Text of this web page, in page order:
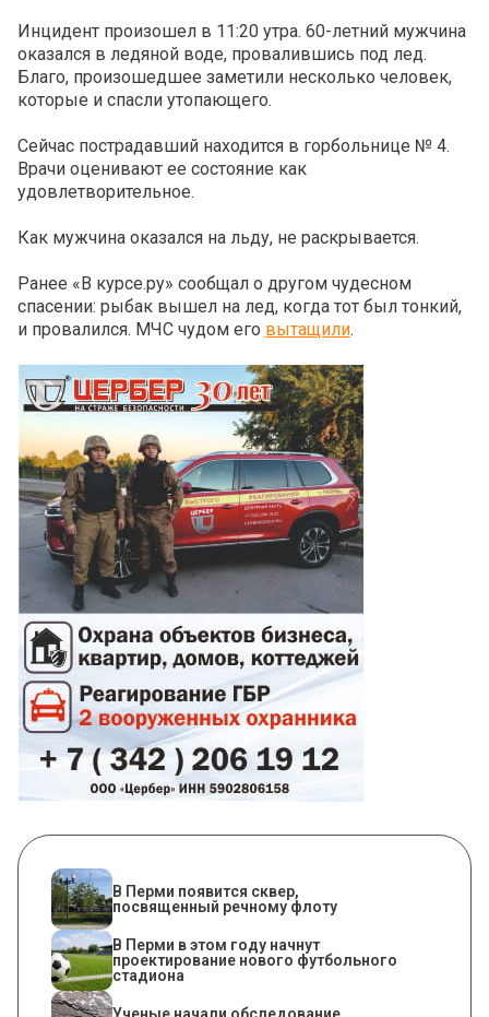
Инцидент произошел в 11:20 утра. 60-летний мужчина
оказался в ледяной воде, провалившись под лед.
Благо, произошедшее заметили несколько человек,
которые и спасли утопающего.
Сейчас пострадавший находится в горбольнице № 4.
Врачи оценивают ее состояние как
удовлетворительное.
Как мужчина оказался на льду, не раскрывается.
Ранее «В курсе.ру» сообщал о другом чудесном
спасении: рыбак вышел на лед, когда тот был тонкий,
и провалился. МЧС чудом его вытащили.
В Перми появится сквер,
посвященный речному флоту
В Перми в этом году начнут
проектирование нового футбольного
стадиона